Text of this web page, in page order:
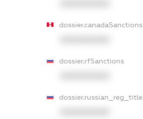
dossier.canadaSanctions
dossier.rfSanctions
dossier.russian_reg_title